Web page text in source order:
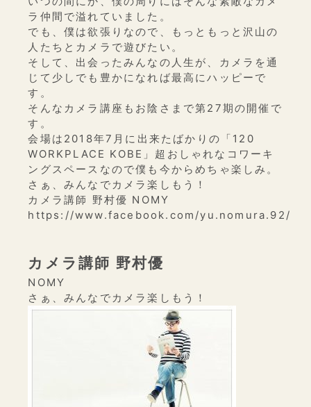
ラ仲間で溢れていました。
でも、僕は欲張りなので、もっともっと沢山の
人たちとカメラで遊びたい。
そして、出会ったみんなの人生が、カメラを通
じて少しでも豊かになれば最高にハッピーで
す。
そんなカメラ講座もお陰さまで第27期の開催で
す。
会場は2018年7月に出来たばかりの「120
WORKPLACE KOBE」超おしゃれなコワーキ
ングスペースなので僕も今からめちゃ楽しみ。
さぁ、みんなでカメラ楽しもう！
カメラ講師 野村優 NOMY
https://www.facebook.com/yu.nomura.92/
カメラ講師 野村優
NOMY
さぁ、みんなでカメラ楽しもう！